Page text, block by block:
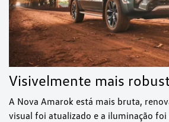
Visivelmente mais
A Nova Amarok está mais bruta,
visual foi atualizado e a iluminação